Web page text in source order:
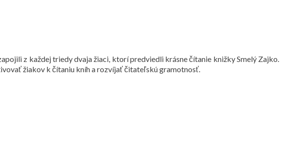
z každej triedy dvaja žiaci, ktorí predviedli krásne čítanie knižky Smelý Zajko.
žiakov k čítaniu kníh a rozvíjať čitateľskú gramotnosť.